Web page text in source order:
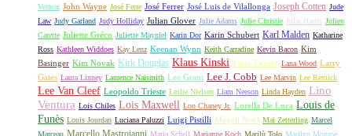
Vernon John Wayne José Ferre José Ferrer José Luis de Vilallonga Joseph Cotten Jude
Law Judy Garland Judy Holliday Julian Glover Julie Adams Julie Christie Julie Harris Julien
Carette Juliette Gréco Juliette Mayniel Karin Dor Karin Schubert Karl Malden Katharine
Ross Kathleen Widdoes Kay Lenz Keenan Wynn Keith Carradine Kevin Bacon Kim
Basinger Kim Novak Kirk Douglas Klaus Kinski Lana Turner Lana Wood Larry
Gates Laura Linney Laurence Naismith Lee Grant Lee J. Cobb Lee Marvin Lee Remick
Lee Van Cleef Leopoldo Trieste Leslie Nielsen Liam Neeson Linda Hayden Lino
Ventura Lois Chiles Lois Maxwell Lon Chaney Jr. Lorella De Luca Louis de
Funès Louis Jourdan Luciana Paluzzi Luigi Pistilli Magali Noël Mai Zetterling Marcel
Marceau Marcello Mastroianni Maria Schell Marianne Koch Marilù Tolo Marilyn Monroe